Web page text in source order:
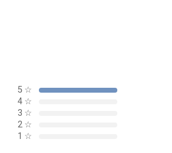
5 ☆
4 ☆
3 ☆
2 ☆
1 ☆